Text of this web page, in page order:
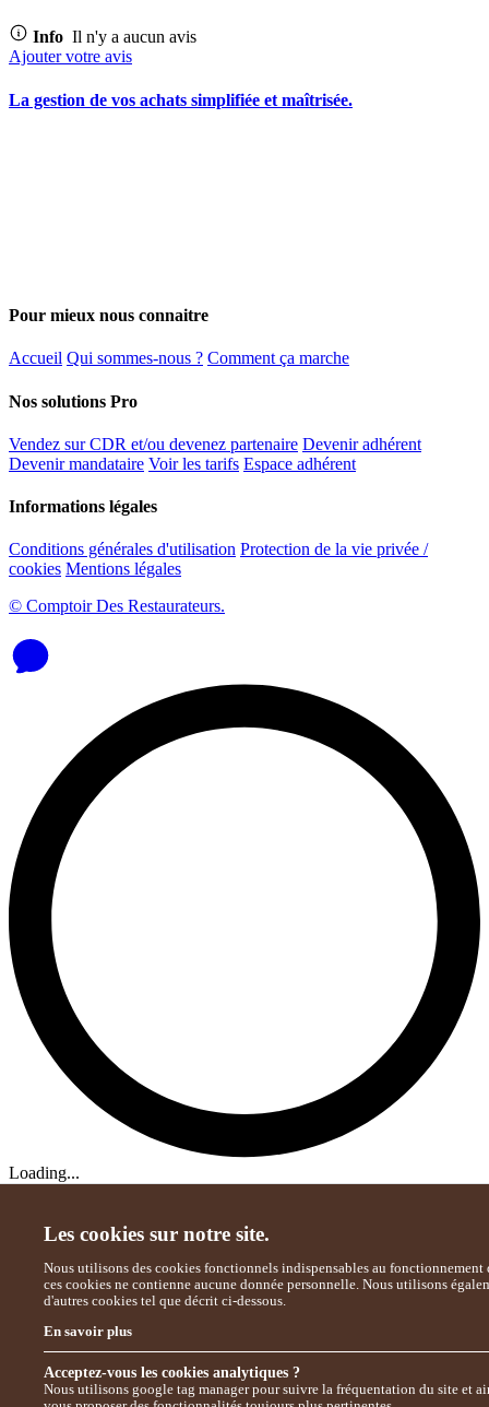
Les cookies sur notre site.
Nous utilisons des cookies fonctionnels indispensables au fonctionnement
ces cookies ne contienne aucune donnée personnelle. Nous utilisons
d'autres cookies tel que décrit ci-dessous.
En savoir plus
Acceptez-vous les cookies analytiques ?
Nous utilisons google tag manager pour suivre la fréquentation du site et
Info Il n'y a aucun avis
Ajouter votre avis
La gestion de vos achats simplifiée et maîtrisée.
Pour mieux nous connaitre
Accueil Qui sommes-nous ? Comment ça marche
Nos solutions Pro
Vendez sur CDR et/ou devenez partenaire Devenir adhérent
Devenir mandataire Voir les tarifs Espace adhérent
Informations légales
Conditions générales d'utilisation Protection de la vie privée /
cookies Mentions légales
© Comptoir Des Restaurateurs.
Loading...